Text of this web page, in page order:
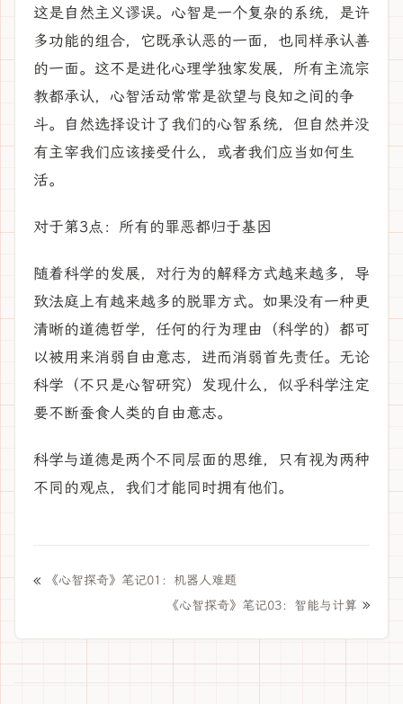
这是自然主义谬误。心智是一个复杂的系统，是许
多功能的组合，它既承认恶的一面，也同样承认善
的一面。这不是进化心理学独家发展，所有主流宗
教都承认，心智活动常常是欲望与良知之间的争
斗。自然选择设计了我们的心智系统，但自然并没
有主宰我们应该接受什么，或者我们应当如何生
活。
对于第3点：所有的罪恶都归于基因
随着科学的发展，对行为的解释方式越来越多，导
致法庭上有越来越多的脱罪方式。如果没有一种更
清晰的道德哲学，任何的行为理由（科学的）都可
以被用来消弱自由意志，进而消弱首先责任。无论
科学（不只是心智研究）发现什么，似乎科学注定
要不断蚕食人类的自由意志。
科学与道德是两个不同层面的思维，只有视为两种
不同的观点，我们才能同时拥有他们。
«
《心智探奇》笔记01：机器人难题
《心智探奇》笔记03：智能与计算 »